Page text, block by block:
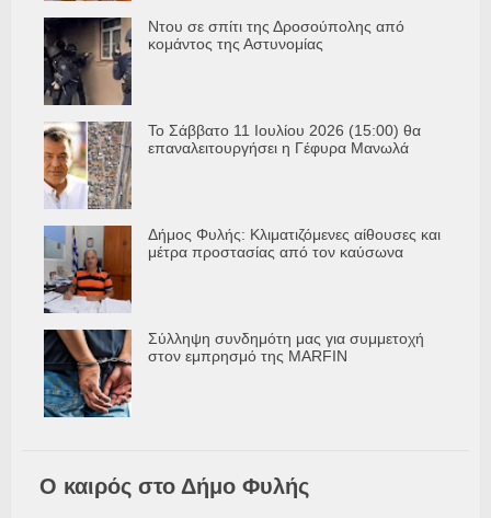
Ντου σε σπίτι της Δροσούπολης από
κομάντος της Αστυνομίας
Το Σάββατο 11 Ιουλίου 2026 (15:00) θα
επαναλειτουργήσει η Γέφυρα Μανωλά
Δήμος Φυλής: Κλιματιζόμενες αίθουσες και
μέτρα προστασίας από τον καύσωνα
Σύλληψη συνδημότη μας για συμμετοχή
στον εμπρησμό της MARFIN
Ο καιρός στο Δήμο Φυλής